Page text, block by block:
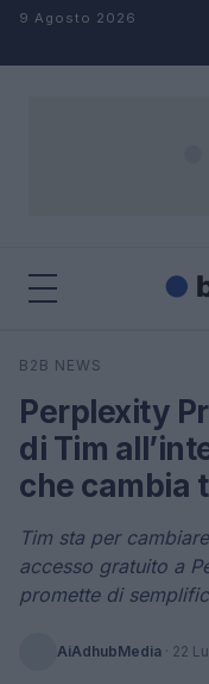
Salta al contenuto
9 Agosto 2026
Cerca
B2B NEWS
Perplexity
di Tim
che cambia
Tim sta per
accesso gratuito a
promette di
AiAdhubMedia · 22